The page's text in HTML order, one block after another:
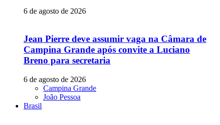
6 de agosto de 2026
Jean Pierre deve assumir vaga na Câmara de
Campina Grande após convite a Luciano
Breno para secretaria
6 de agosto de 2026
Campina Grande
João Pessoa
Brasil